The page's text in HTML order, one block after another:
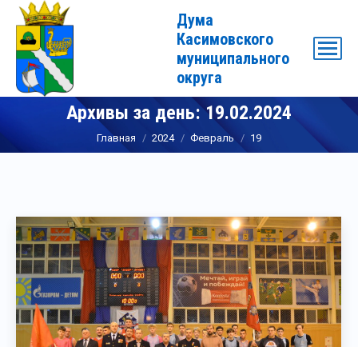
Дума
Касимовского
муниципального
округа
Архивы за день:19.02.2024
Вы здесь:
Главная 2024 Февраль 19